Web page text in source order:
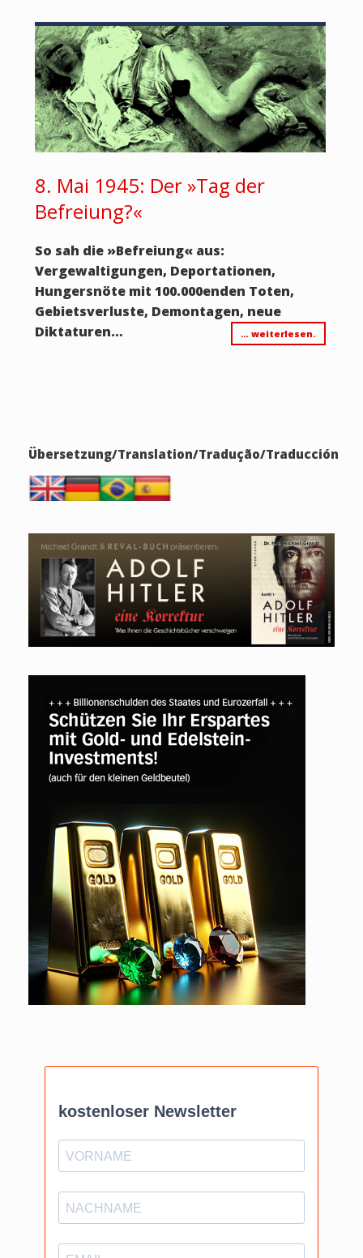
8. Mai 1945: Der »Tag der
Befreiung?«
So sah die »Befreiung«aus:
Vergewaltigungen, Deportationen,
Hungersnöte mit 100.000enden Toten,
Gebietsverluste, Demontagen, neue
Diktaturen…
… weiterlesen.
Übersetzung/Translation/Tradução/Traducción